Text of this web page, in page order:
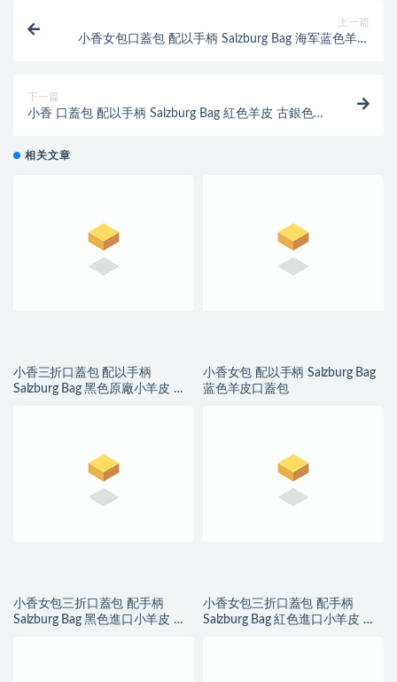
上一篇
小香女包口蓋包 配以手柄 Salzburg Bag 海军蓝色羊皮
下一篇
小香 口蓋包 配以手柄 Salzburg Bag 紅色羊皮 古銀色金
相关文章
小香三折口蓋包 配以手柄
Salzburg Bag 黑色原廠小羊皮 银
小香女包 配以手柄 Salzburg Bag
蓝色羊皮口蓋包
小香女包三折口蓋包 配手柄
Salzburg Bag 黑色進口小羊皮 金
小香女包三折口蓋包 配手柄
Salzburg Bag 紅色進口小羊皮 金